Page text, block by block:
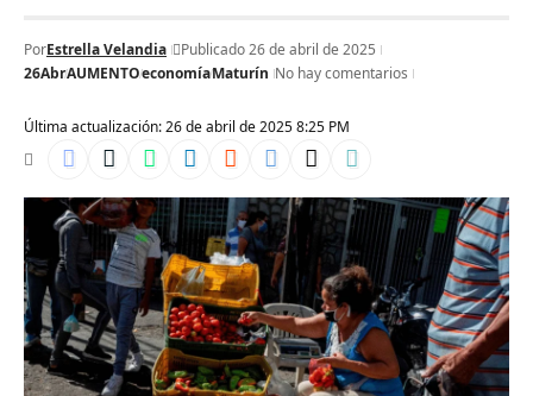
Última actualización: 26 de abril de 2025 8:25 PM
PorEstrella Velandia
Publicado 26 de abril de 2025
26AbrAUMENTOeconomíaMaturín No hay comentarios